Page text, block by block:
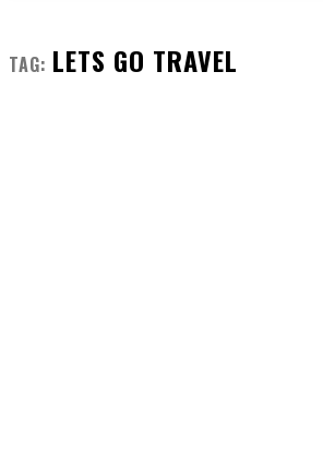
TAG: LETS GO TRAVEL